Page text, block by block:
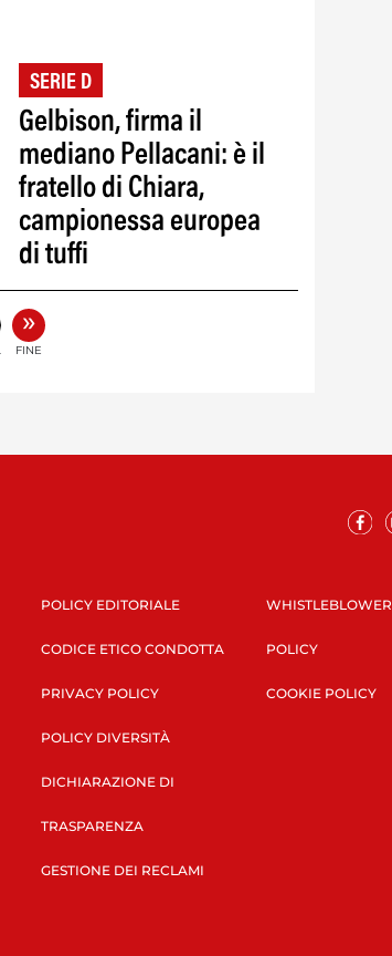
SERIE D
Gelbison, firma il
mediano Pellacani: è il
fratello di Chiara,
campionessa europea
di tuffi
»
FINE
POLICY EDITORIALE
CODICE ETICO CONDOTTA
PRIVACY POLICY
POLICY DIVERSITÀ
DICHIARAZIONE DI
TRASPARENZA
GESTIONE DEI RECLAMI
WHISTLEBLOWER
POLICY
COOKIE POLICY